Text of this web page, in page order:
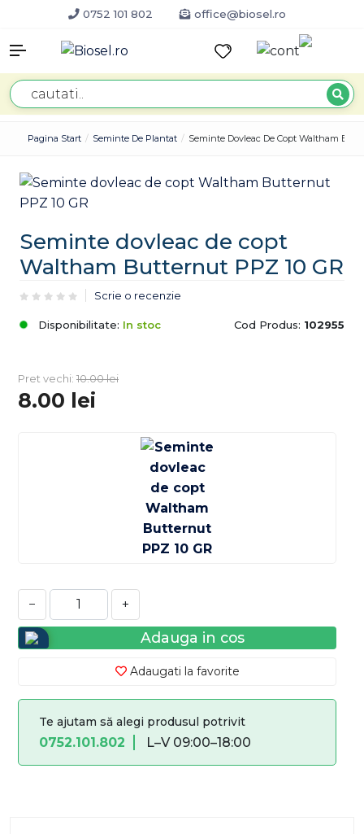
0752 101 802 office@biosel.ro
Pagina Start Seminte De Plantat Seminte Dovleac De Copt Waltham
Seminte dovleac de copt
Waltham Butternut PPZ 10 GR
Scrie o recenzie
Disponibilitate: In stoc Cod Produs: 102955
Pret vechi: 10.00lei
8.00 lei
− +
Adauga in cos
Adaugati la favorite
Te ajutam să alegi produsul potrivit
0752.101.802 L–V 09:00–18:00